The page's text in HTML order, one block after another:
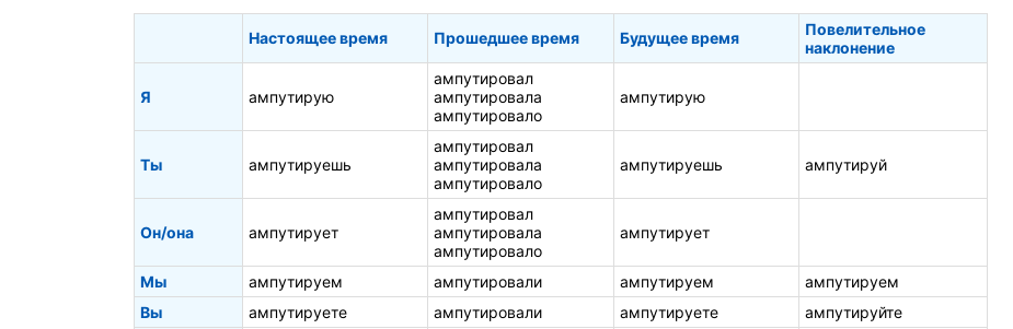
Настоящее время Прошедшее время Будущее время
Повелительное
наклонение
Я ампутирую
ампутировал
ампутировала
ампутировало
ампутирую
Ты ампутируешь
ампутировал
ампутировала
ампутировало
ампутируешь ампутируй
Он/она ампутирует
ампутировал
ампутировала
ампутировало
ампутирует
Мы ампутируем ампутировали ампутируем
ампутируем
Вы
ампутируете ампутировали ампутируете
ампутируйте